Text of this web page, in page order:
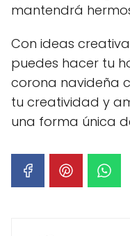
mantendrá
Con ideas
puedes hacer tu
corona navideña
tu creatividad y
una forma única